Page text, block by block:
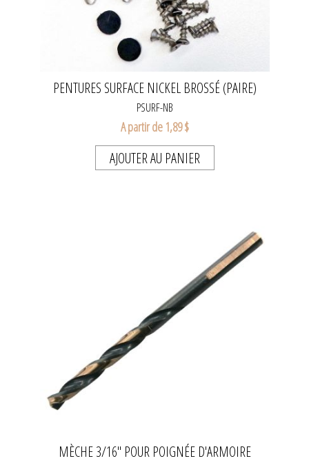
PENTURES SURFACE NICKEL BROSSÉ (PAIRE)
PSURF-NB
A partir de 1,89 $
AJOUTER AU PANIER
MÈCHE 3/16" POUR POIGNÉE D'ARMOIRE